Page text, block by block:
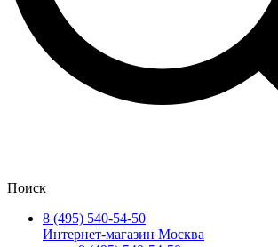
Поиск
8 (495) 540-54-50
Интернет-магазин Москва